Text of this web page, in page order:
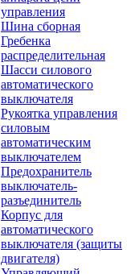
управления
Шина сборная
Гребенка
распределительная
Шасси силового
автоматического
выключателя
Рукоятка управления
силовым
автоматическим
выключателем
Предохранитель
выключатель-
разъединитель
Корпус для
автоматического
выключателя (защиты
двигателя)